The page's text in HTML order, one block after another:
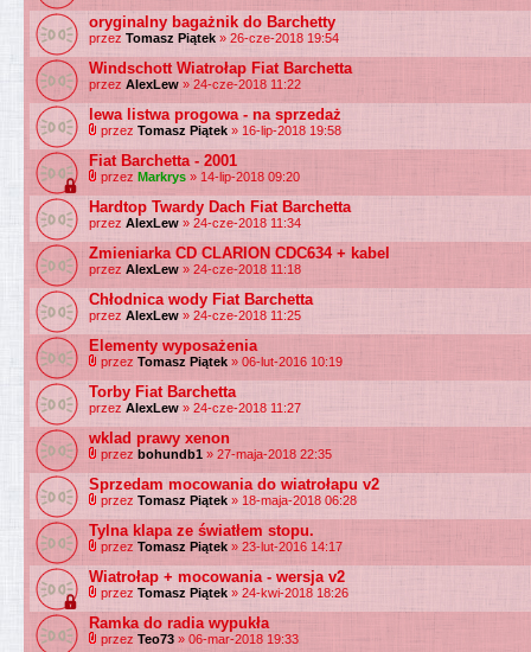
oryginalny bagażnik do Barchetty
przez Tomasz Piątek » 26-cze-2018 19:54
Windschott Wiatrołap Fiat Barchetta
przez AlexLew » 24-cze-2018 11:22
lewa listwa progowa - na sprzedaż
przez Tomasz Piątek » 16-lip-2018 19:58
Fiat Barchetta - 2001
przez Markrys » 14-lip-2018 09:20
Hardtop Twardy Dach Fiat Barchetta
przez AlexLew » 24-cze-2018 11:34
Zmieniarka CD CLARION CDC634 + kabel
przez AlexLew » 24-cze-2018 11:18
Chłodnica wody Fiat Barchetta
przez AlexLew » 24-cze-2018 11:25
Elementy wyposażenia
przez Tomasz Piątek » 06-lut-2016 10:19
Torby Fiat Barchetta
przez AlexLew » 24-cze-2018 11:27
wklad prawy xenon
przez bohundb1 » 27-maja-2018 22:35
Sprzedam mocowania do wiatrołapu v2
przez Tomasz Piątek » 18-maja-2018 06:28
Tylna klapa ze światłem stopu.
przez Tomasz Piątek » 23-lut-2016 14:17
Wiatrołap + mocowania - wersja v2
przez Tomasz Piątek » 24-kwi-2018 18:26
Ramka do radia wypukła
przez Teo73 » 06-mar-2018 19:33